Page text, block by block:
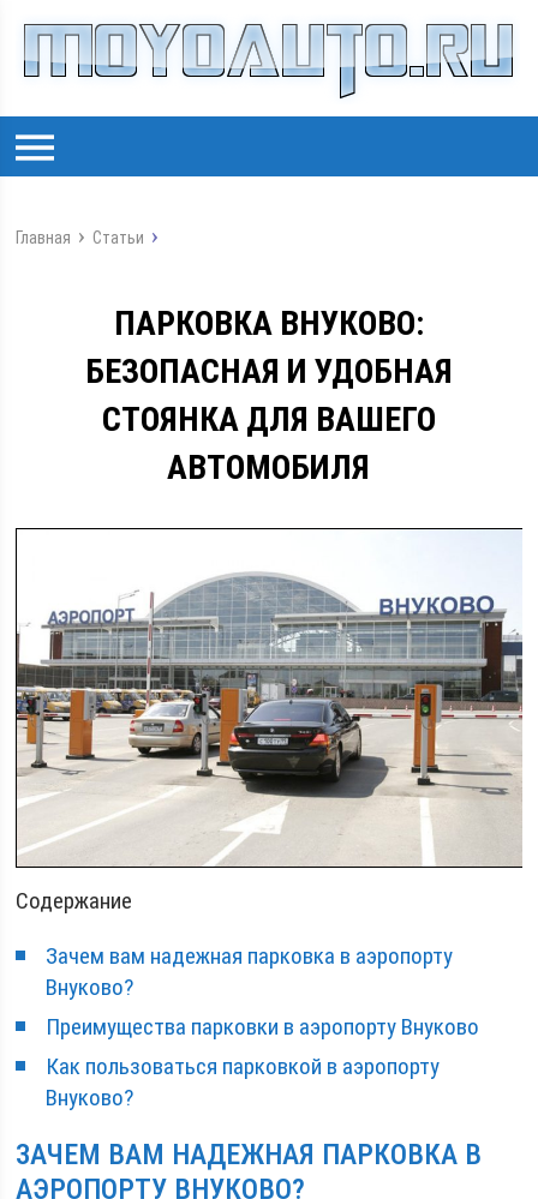
Главная Статьи
ПАРКОВКА ВНУКОВО:
БЕЗОПАСНАЯ И УДОБНАЯ
СТОЯНКА ДЛЯ ВАШЕГО
АВТОМОБИЛЯ
Содержание
Зачем вам надежная парковка в аэропорту
Внуково?
Преимущества парковки в аэропорту Внуково
Как пользоваться парковкой в аэропорту
Внуково?
ЗАЧЕМ ВАМ НАДЕЖНАЯ ПАРКОВКА В
АЭРОПОРТУ ВНУКОВО?